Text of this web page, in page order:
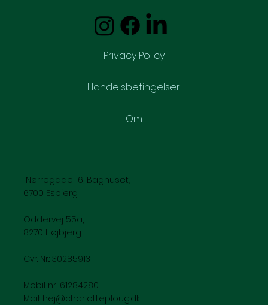
Nørregade 16, Baghuset,
6700 Esbjerg
Oddervej 55a,
8270 Højbjerg
Cvr. Nr.: 30285913
Mobil nr.: 61284280
Mail: hej@charlotteploug.dk
Privacy Policy
Handelsbetingelser
Om